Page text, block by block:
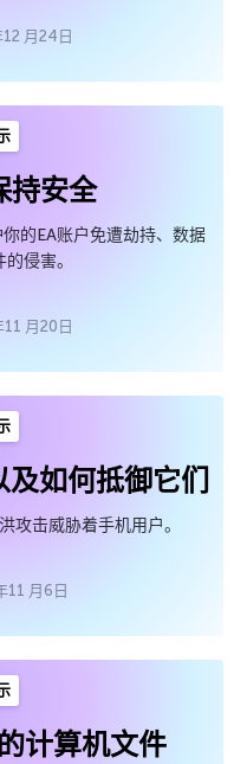
月24日
安全
的EA账户免遭劫持、数据
侵害。
月20日
如何抵御它们
攻击威胁着手机用户。
11 月6日
计算机文件